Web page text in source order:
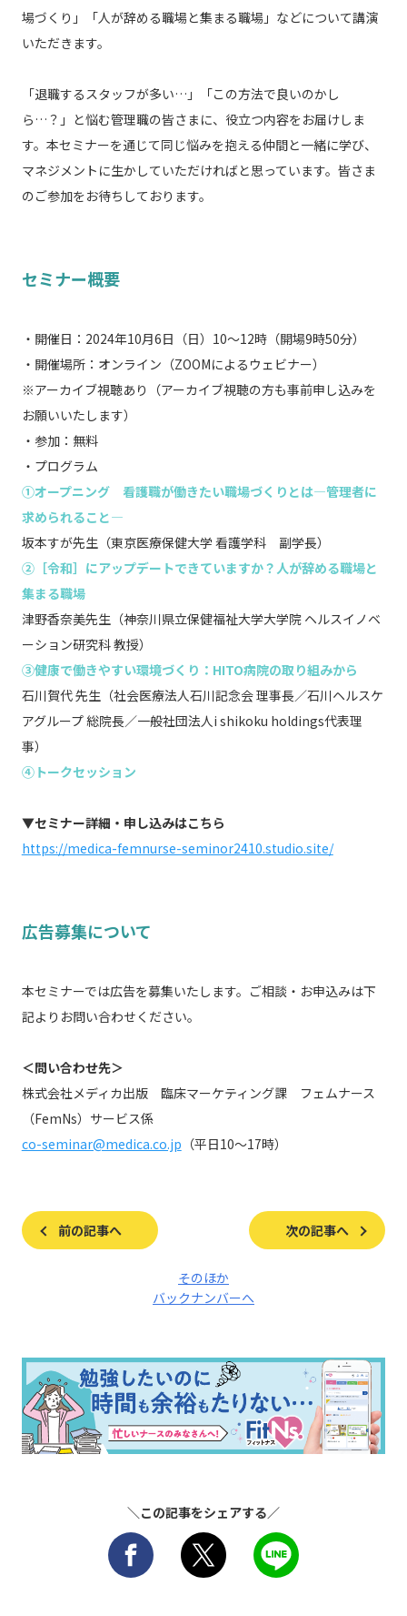
場づくり」「人が辞める職場と集まる職場」などについて講演
いただきます。
「退職するスタッフが多い…」「この方法で良いのかし
ら…？」と悩む管理職の皆さまに、役立つ内容をお届けしま
す。本セミナーを通じて同じ悩みを抱える仲間と一緒に学び、
マネジメントに生かしていただければと思っています。皆さま
のご参加をお待ちしております。
セミナー概要
・開催日：2024年10月6日（日）10～12時（開場9時50分）
・開催場所：オンライン（ZOOMによるウェビナー）
※アーカイブ視聴あり（アーカイブ視聴の方も事前申し込みを
お願いいたします）
・参加：無料
・プログラム
①オープニング 看護職が働きたい職場づくりとは―管理者に
求められること―
坂本すが先生（東京医療保健大学 看護学科 副学長）
②［令和］にアップデートできていますか？人が辞める職場と
集まる職場
津野香奈美先生（神奈川県立保健福祉大学大学院 ヘルスイノベ
ーション研究科 教授）
③健康で働きやすい環境づくり：HITO病院の取り組みから
石川賀代 先生（社会医療法人石川記念会 理事長／石川ヘルスケ
アグループ 総院長／一般社団法人i shikoku holdings代表理
事）
④トークセッション
▼セミナー詳細・申し込みはこちら
https://medica-femnurse-seminor2410.studio.site/
広告募集について
本セミナーでは広告を募集いたします。ご相談・お申込みは下
記よりお問い合わせください。
＜問い合わせ先＞
株式会社メディカ出版 臨床マーケティング課 フェムナース
（FemNs）サービス係
co-seminar@medica.co.jp （平日10～17時）
前の記事へ 次の記事へ
そのほか
バックナンバーへ
＼この記事をシェアする／